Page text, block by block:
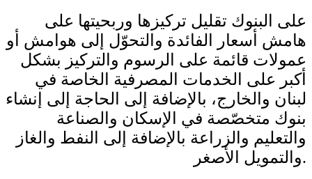
على البنوك تقليل تركيزها وربحيتها على
هامش أسعار الفائدة والتحوّل إلى هوامش أو
عمولات قائمة على الرسوم والتركيز بشكل
أكبر على الخدمات المصرفية الخاصة في
لبنان والخارج، بالإضافة إلى الحاجة إلى إنشاء
بنوك متخصّصة في الإسكان والصناعة
والتعليم والزراعة بالإضافة إلى النفط والغاز
والتمويل الأصغر.